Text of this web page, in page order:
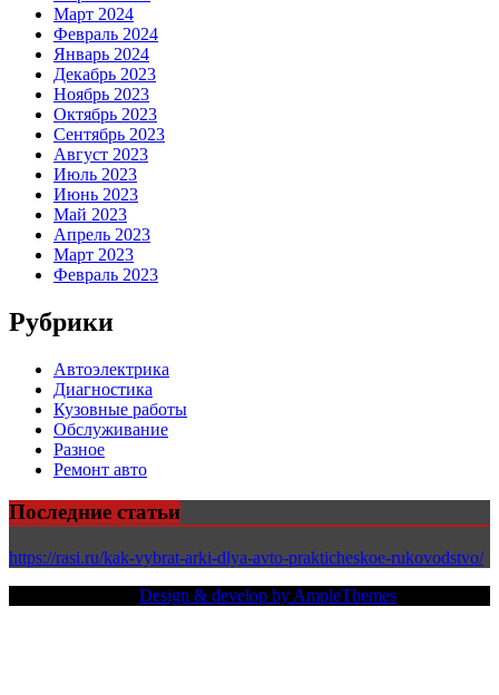
Март 2024
Февраль 2024
Январь 2024
Декабрь 2023
Ноябрь 2023
Октябрь 2023
Сентябрь 2023
Август 2023
Июль 2023
Июнь 2023
Май 2023
Апрель 2023
Март 2023
Февраль 2023
Рубрики
Автоэлектрика
Диагностика
Кузовные работы
Обслуживание
Разное
Ремонт авто
Последние статьи
https://rasi.ru/kak-vybrat-arki-dlya-avto-prakticheskoe-rukovodstvo/
Design & develop by AmpleThemes